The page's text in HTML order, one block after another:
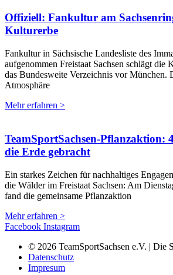
Offiziell: Fankultur am
Kulturerbe
Fankultur in Sächsische Landesliste des
aufgenommen Freistaat Sachsen schlägt
das Bundesweite Verzeichnis vor München.
Atmosphäre
Mehr erfahren >
TeamSportSachsen-Pflanzaktion:
die Erde gebracht
Ein starkes Zeichen für nachhaltiges
die Wälder im Freistaat Sachsen: Am
fand die gemeinsame Pflanzaktion
Mehr erfahren >
Facebook Instagram
© 2026 TeamSportSachsen e.V. | Die
Datenschutz
Impresum